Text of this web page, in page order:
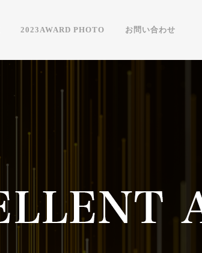
2023AWARD PHOTO お問い合わせ